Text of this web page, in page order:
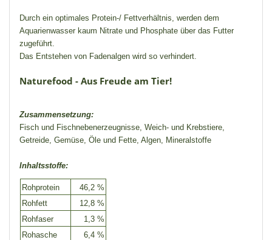
Durch ein optimales Protein-/ Fettverhältnis, werden dem
Aquarienwasser kaum Nitrate und Phosphate über das Futter
zugeführt.
Das Entstehen von Fadenalgen wird so verhindert.
Naturefood - Aus Freude am Tier!
Zusammensetzung:
Fisch und Fischnebenerzeugnisse, Weich- und Krebstiere,
Getreide, Gemüse, Öle und Fette, Algen, Mineralstoffe
Inhaltsstoffe:
Rohprotein
46,2 %
Rohfett
12,8 %
Rohfaser
1,3 %
Rohasche
6,4 %